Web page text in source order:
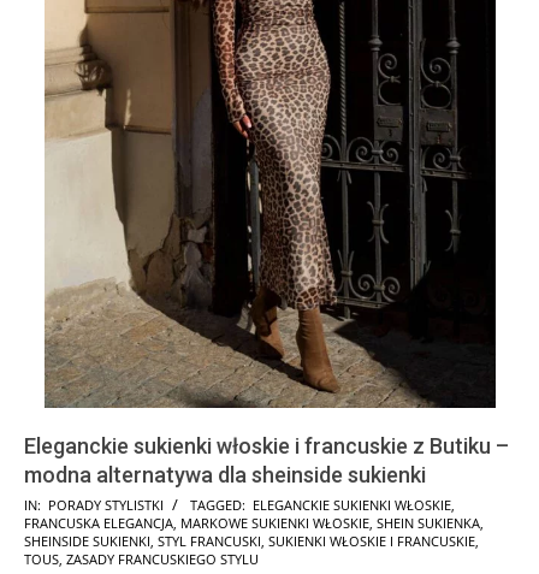
Eleganckie sukienki włoskie i francuskie z Butiku –
modna alternatywa dla sheinside sukienki
2024-
11-
18
IN: PORADY STYLISTKI TAGGED: ELEGANCKIE SUKIENKI WŁOSKIE,
FRANCUSKA ELEGANCJA, MARKOWE SUKIENKI WŁOSKIE, SHEIN SUKIENKA,
SHEINSIDE SUKIENKI, STYL FRANCUSKI, SUKIENKI WŁOSKIE I FRANCUSKIE,
TOUS, ZASADY FRANCUSKIEGO STYLU